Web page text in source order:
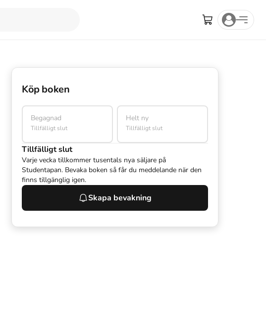
Köp boken
Begagnad
Tillfälligt slut
Helt ny
Tillfälligt slut
Tillfälligt slut
Varje vecka tillkommer tusentals nya säljare på
Studentapan. Bevaka boken så får du meddelande när den
finns tillgänglig igen.
Skapa bevakning